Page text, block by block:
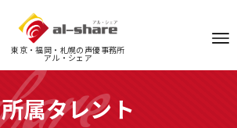
東京・福岡・札幌の声優事務所
アル・シェア
所属タレント